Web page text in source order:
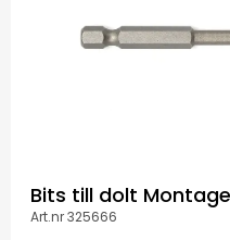
Bits till dolt
Art.nr 325666